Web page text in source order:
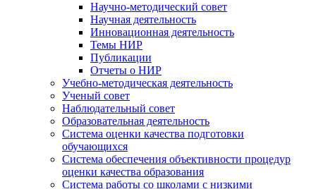
Научно-методический совет
Научная деятельность
Инновационная деятельность
Темы НИР
Публикации
Отчеты о НИР
Учебно-методическая деятельность
Ученый совет
Наблюдательный совет
Образовательная деятельность
Система оценки качества подготовки
обучающихся
Система обеспечения объективности процедур
оценки качества образования
Система работы со школами с низкими